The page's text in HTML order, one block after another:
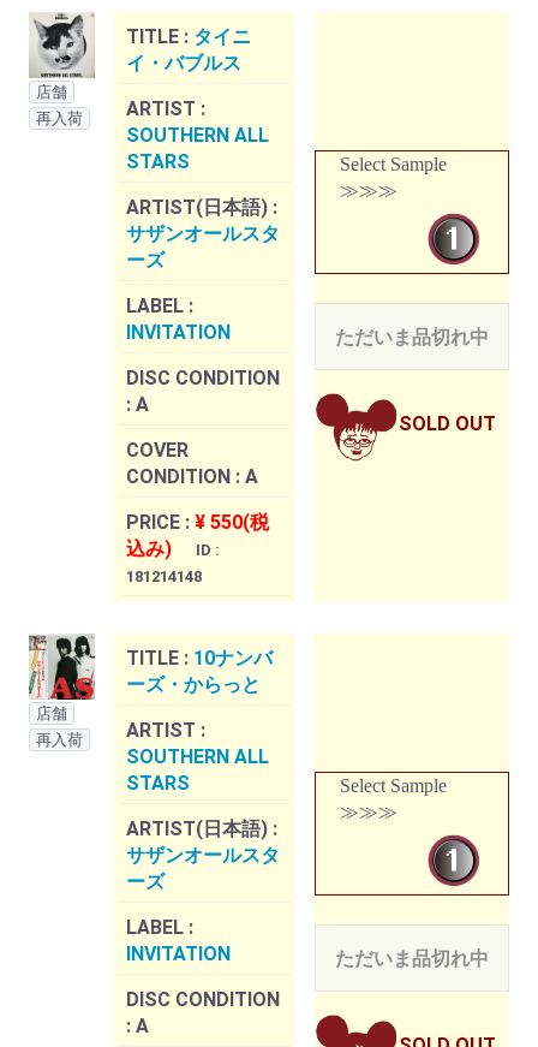
店舗
再入荷
TITLE : タイニ
イ・バブルス
ARTIST :
SOUTHERN ALL
STARS
ARTIST(日本語) :
サザンオールスタ
ーズ
LABEL :
INVITATION
DISC CONDITION
: A
COVER
CONDITION : A
PRICE : ¥ 550(税
込み)
ID :
181214148
Select Sample
≫≫≫
ただいま品切れ中
SOLD OUT
店舗
再入荷
TITLE : 10ナンバ
ーズ・からっと
ARTIST :
SOUTHERN ALL
STARS
ARTIST(日本語) :
サザンオールスタ
ーズ
LABEL :
INVITATION
DISC CONDITION
: A
Select Sample
≫≫≫
ただいま品切れ中